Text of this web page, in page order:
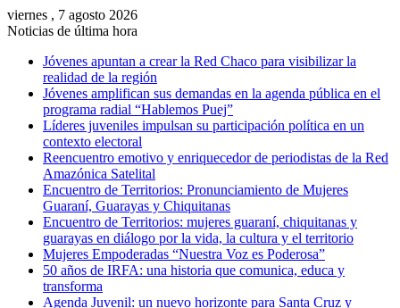
viernes , 7 agosto 2026
Noticias de última hora
Jóvenes apuntan a crear la Red Chaco para visibilizar la
realidad de la región
Jóvenes amplifican sus demandas en la agenda pública en el
programa radial “Hablemos Puej”
Líderes juveniles impulsan su participación política en un
contexto electoral
Reencuentro emotivo y enriquecedor de periodistas de la Red
Amazónica Satelital
Encuentro de Territorios: Pronunciamiento de Mujeres
Guaraní, Guarayas y Chiquitanas
Encuentro de Territorios: mujeres guaraní, chiquitanas y
guarayas en diálogo por la vida, la cultura y el territorio
Mujeres Empoderadas “Nuestra Voz es Poderosa”
50 años de IRFA: una historia que comunica, educa y
transforma
Agenda Juvenil: un nuevo horizonte para Santa Cruz y